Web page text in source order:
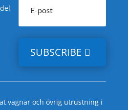
SUBSCRIBE
vagnar och övrig utrustning i